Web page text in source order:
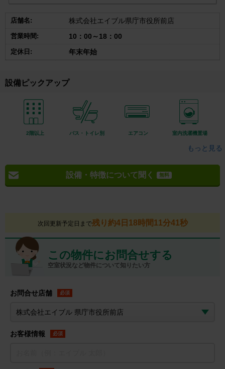
店舗名: 株式会社エイブル県庁市役所前店
営業時間: 10：00～18：00
定休日: 年末年始
設備ピックアップ
2階以上 バス・トイレ別 エアコン 室内洗濯機置場
もっと見る
設備・特徴について聞く 無料
次回更新予定日まで残り約4日18時間11分40秒
この物件にお問合せする
空室状況など物件について知りたい方
お問合せ店舗 必須
お客様情報 必須